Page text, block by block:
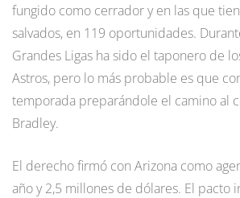
fungido como cerrador y en las que
salvados, en 119 oportunidades.
Grandes Ligas ha sido el taponero de
Astros, pero lo más probable es que
temporada preparándole el camino al
Bradley.
El derecho firmó con Arizona como
año y 2,5 millones de dólares. El pacto